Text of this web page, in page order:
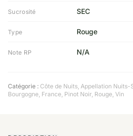
Sucrosité SEC
Type Rouge
Note RP N/A
Catégorie : Côte de Nuits, Appellation Nuits-
Bourgogne, France, Pinot Noir, Rouge, Vin